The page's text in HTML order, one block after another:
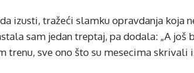
izusti, tražeći slamku opravdanja koja
sam jedan treptaj, pa dodala: „A još
trenu, sve ono što su mesecima skrivali